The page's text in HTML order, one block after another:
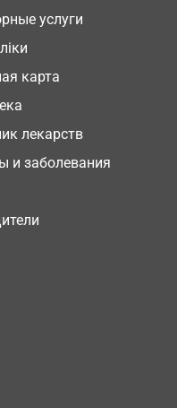
услуги
карта
лекарств
и заболевания